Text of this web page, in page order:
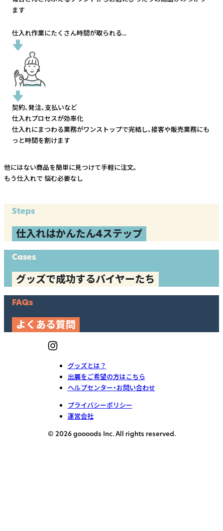
ます
仕入れ作業にたくさん時間が取られる...
契約、発注、支払いなど
仕入れプロセスが効率化
仕入れにまつわる業務がワンストップで完結し、接客や販売業務にも
っと時間を割けます
他にはない商品を簡単に見つけて手軽に注文。
もう仕入れで 悩む必要なし
Steps
仕入れはかんたん4ステップ
Cases
グッズで成功するバイヤーたち
FAQs
よくある質問
グッズとは？
出展をご希望の方はこちら
ヘルプセンター・お問い合わせ
プライバシーポリシー
運営会社
© 2026 goooods Inc. All rights reserved.